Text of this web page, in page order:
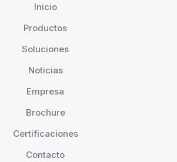
Inicio
Productos
Soluciones
Noticias
Empresa
Brochure
Certificaciones
Contacto